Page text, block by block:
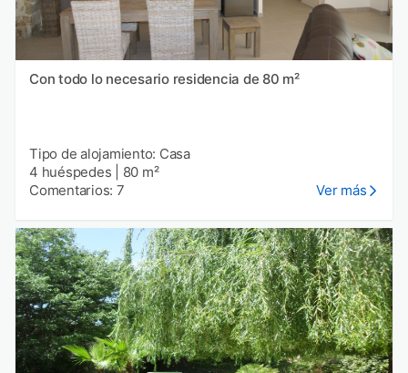
Con todo lo necesario residencia de 80 m²
Tipo de alojamiento: Casa
4 huéspedes
80 m²
Comentarios: 7
Ver más